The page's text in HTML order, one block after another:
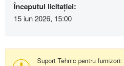
Începutul licitației:
15 iun 2026, 15:00
Suport Tehnic pentru furnizori: